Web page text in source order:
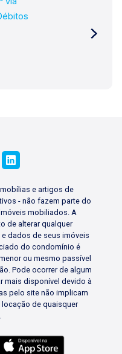
e artigos de
- não fazem parte do
mobiliados. A
de alterar qualquer
dados de seus imóveis
do condomínio é
ou mesmo passível
Pode ocorrer de algum
mais disponível devido à
pelo site não implicam
locação de quaisquer